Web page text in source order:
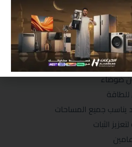
لتسهيل التنظيم
المحتويات بوضوح
الأطفال
بدرجات البرودة
ضوضاء
يناسب جميع المساحات
الثبات